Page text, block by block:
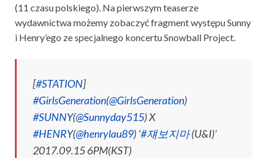
(11 czasu polskiego). Na pierwszym teaserze
wydawnictwa możemy zobaczyć fragment występu Sunny
i Henry’ego ze specjalnego koncertu Snowball Project.
[#STATION]
#GirlsGeneration(@GirlsGeneration)
#SUNNY(@Sunnyday515) X
#HENRY(@henrylau89) ‘#쟤보지마(U&I)’
2017.09.15 6PM(KST)